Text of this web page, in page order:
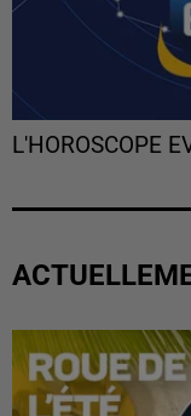
L'HOROSCOPE